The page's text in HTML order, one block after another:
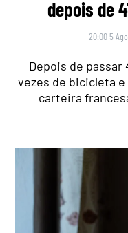
depois de
20:00 5
Depois de passar
vezes de bicicleta
carteira